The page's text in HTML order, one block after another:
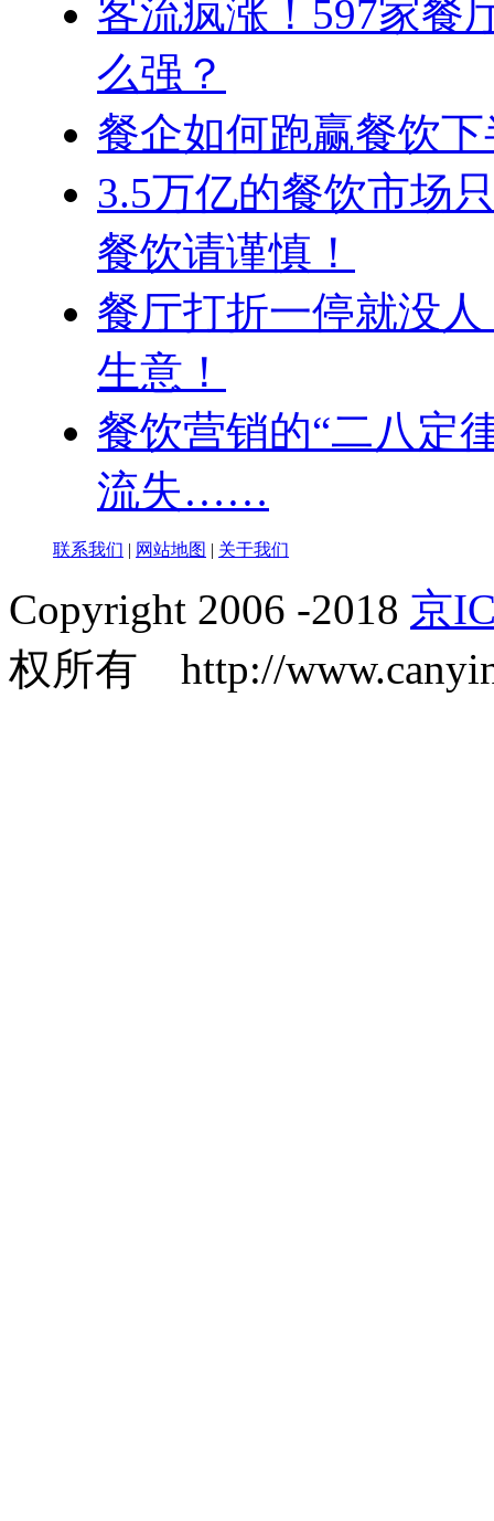
客流疯涨！597家餐
么强？
餐企如何跑赢餐饮
3.5万亿的餐饮市场
餐饮请谨慎！
餐厅打折一停就没
生意！
餐饮营销的“二八定
流失……
联系我们 | 网站地图 | 关于我们
Copyright 2006 -2018 京
权所有 http://